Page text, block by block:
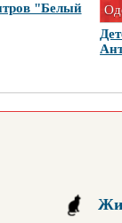
"Белый